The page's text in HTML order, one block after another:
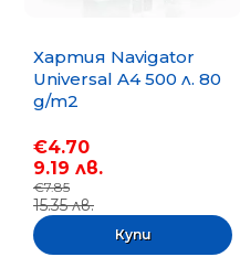
Хартия Navigator
Universal A4 500 л. 80
g/m2
€4.70
9.19 лв.
€7.85
15.35 лв.